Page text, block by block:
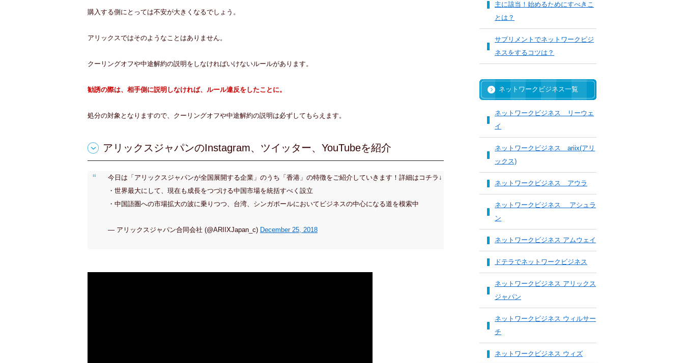
購入する側にとっては不安が大きくなるでしょう。
アリックスではそのようなことはありません。
クーリングオフや中途解約の説明をしなければいけないルールがあります。
勧誘の際は、相手側に説明しなければ、ルール違反をしたことに。
処分の対象となりますので、クーリングオフや中途解約の説明は必ずしてもらえます。
アリックスジャパンのInstagram、ツイッター、YouTubeを紹介
今日は「アリックスジャパンが全国展開する企業」のうち「香港」の特徴をご紹介していきます！詳細はコチラ↓
・世界最大にして、現在も成長をつづける中国市場を統括すべく設立
・中国語圏への市場拡大の波に乗りつつ、台湾、シンガポールにおいてビジネスの中心になる道を模索中
— アリックスジャパン合同会社 (@ARIIXJapan_c) December 25, 2018
主に該当！始めるためにすべきこ
とは？
サプリメントでネットワークビジ
ネスをするコツは？
ネットワークビジネス一覧
ネットワークビジネス リーウェ
イ
ネットワークビジネス ariix(アリ
ックス)
ネットワークビジネス アウラ
ネットワークビジネス アシュラ
ン
ネットワークビジネス アムウェイ
ドテラでネットワークビジネス
ネットワークビジネス アリックス
ジャパン
ネットワークビジネス ウィルサー
チ
ネットワークビジネス ウィズ